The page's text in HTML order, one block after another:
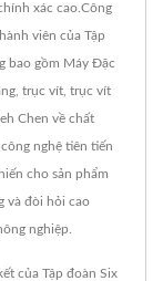
xác cao.Công
viên của Tập
bao gồm Máy Đặc
trục vít, trục vít
Chen về chất
nghệ tiên tiến
cho sản phẩm
và đòi hỏi cao
nghiệp.
của Tập đoàn Six